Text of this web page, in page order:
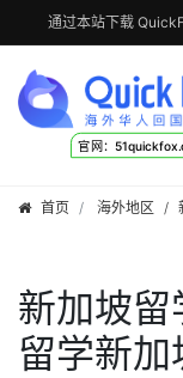
通过本站下载
官网：
首页 海外地区 /
新加坡留
留学新